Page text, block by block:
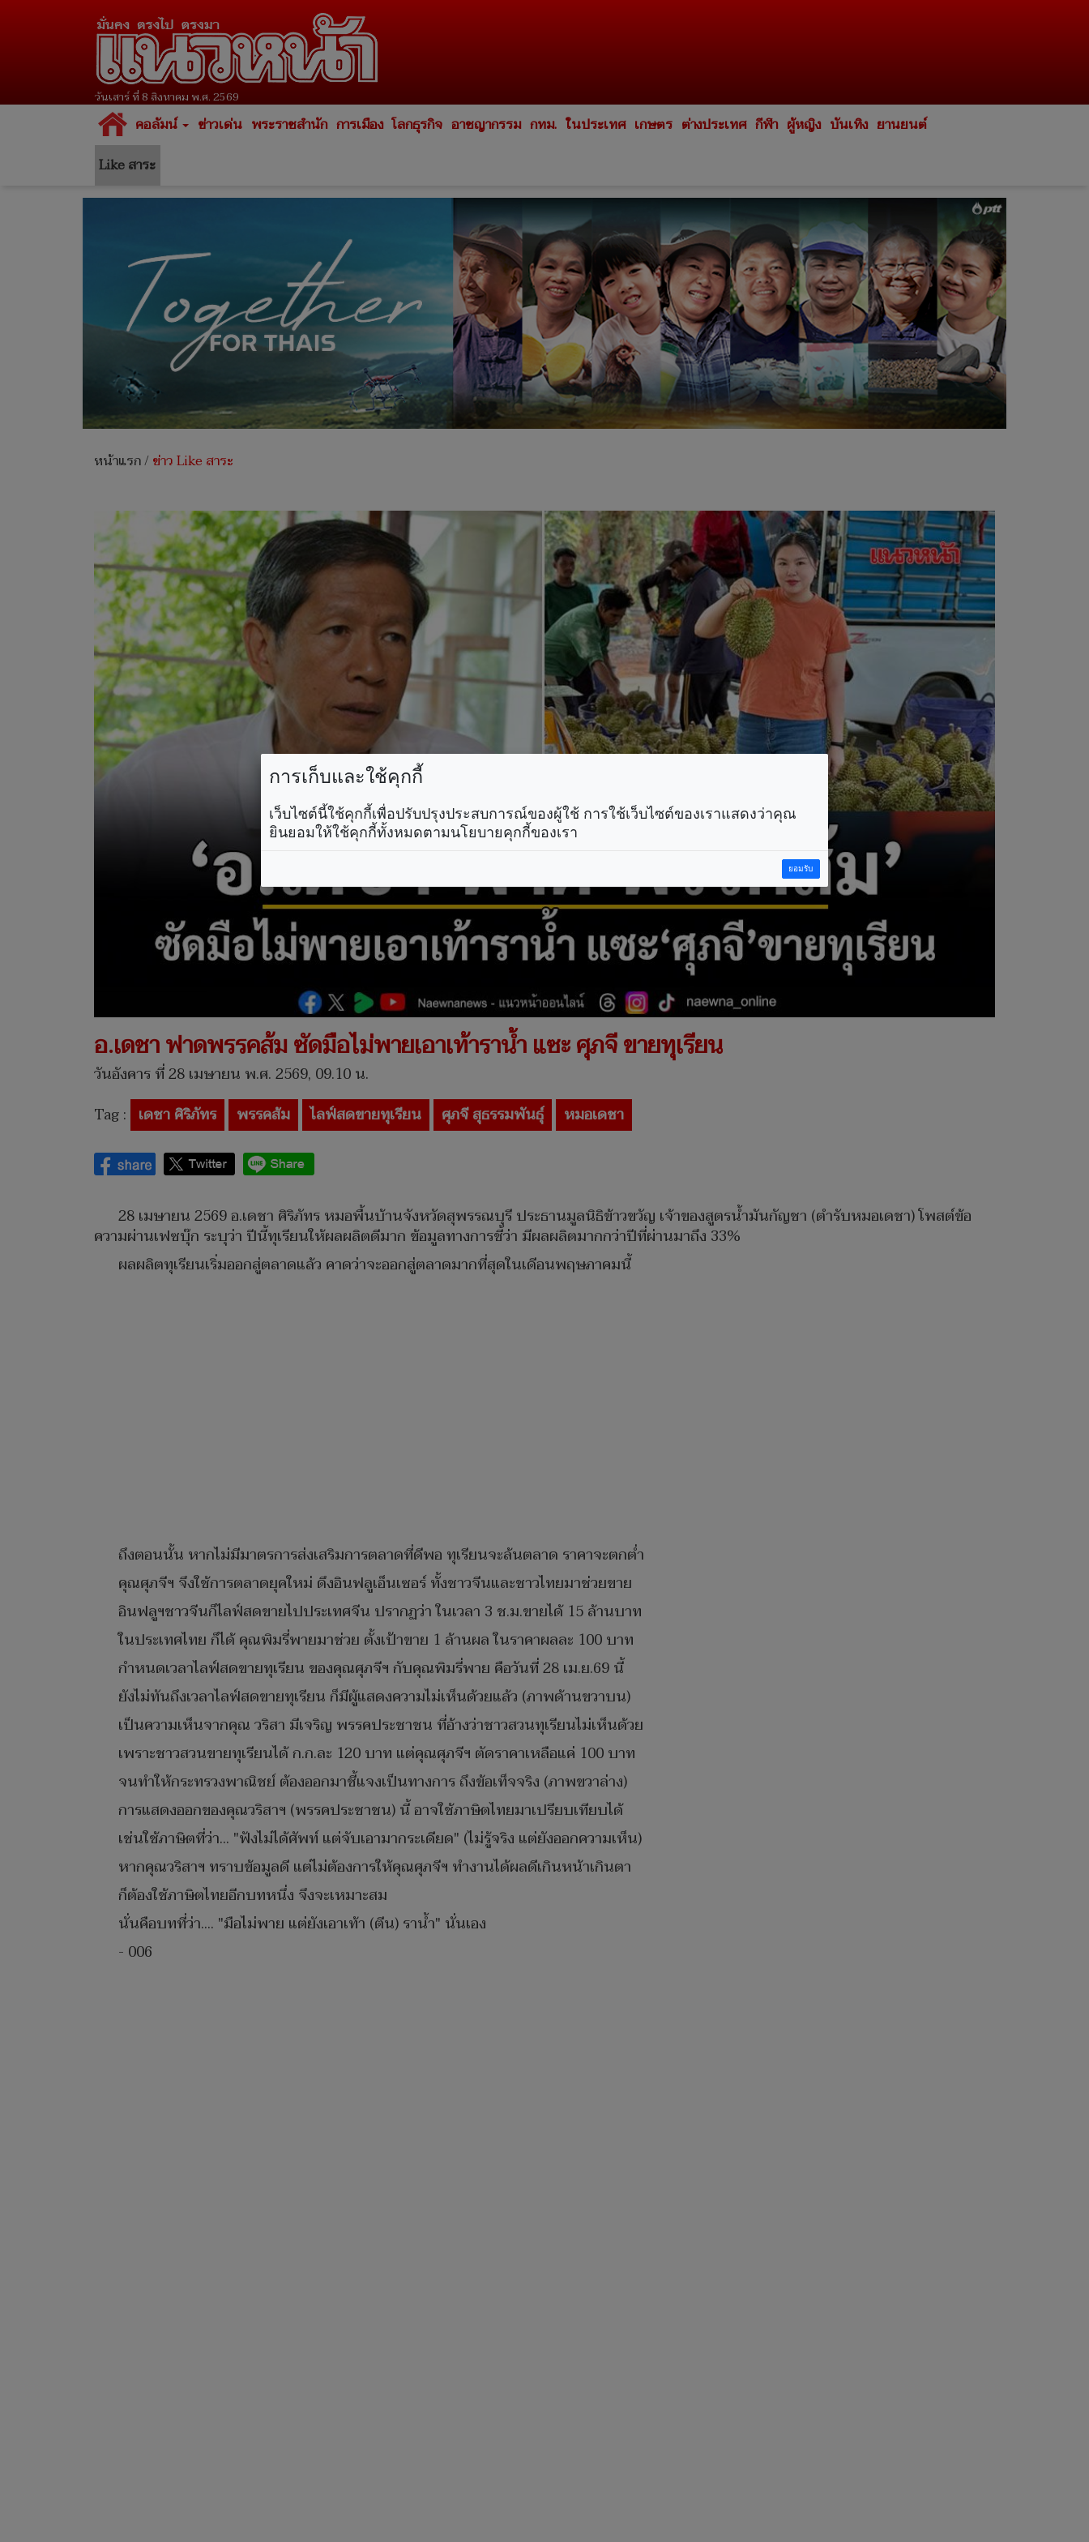
วันเสาร์ ที่ 8 สิงหาคม พ.ศ. 2569
คอลัมน์ ข่าวเด่น พระราชสำนัก การเมือง โลกธุรกิจ อาชญากรรม กทม. ในประเทศ เกษตร ต่างประเทศ กีฬา ผู้หญิง บันเทิง ยานยนต์
Like สาระ
หน้าแรก/ข่าว Like สาระ
อ.เดชา ฟาดพรรคส้ม ซัดมือไม่พายเอาเท้าราน้ำ แซะ ศุภจี ขายทุเรียน
วันอังคาร ที่ 28 เมษายน พ.ศ. 2569, 09.10 น.
Tag : เดชา ศิริภัทร พรรคส้ม ไลฟ์ส​ดขายทุเรียน ศุภจี สุธรรมพันธุ์ หมอเดชา
28 เมษายน 2569 อ.เดชา ศิริภัทร หมอพื้นบ้านจังหวัดสุพรรณบุรี ประธานมูลนิธิข้าวขวัญ เจ้าของสูตรน้ำมันกัญชา (ตำรับหมอเดชา) โพสต์ข้อ
ความผ่านเฟซบุ๊ก ระบุว่า ปีนี้ทุเรียนให้ผลผลิตดีมาก​ ข้อมูลทางการชี้ว่า​ มีผลผลิตมากกว่าปีที่ผ่านมาถึง​ 33%
ผลผลิตทุเรียนเริ่มออกสู่ตลาดแล้ว​ คาดว่าจะออกสู่ตลาดมากที่สุดในเดีอนพฤษภาคมนี้
ถึงตอนนั้น​ หากไม่มีมาตรการส่งเสริมการตลาดที่ดีพอ​ ทุเรียนจะล้นตลาด​ ราคาจะตกต่ำ
คุณ​ศุภจีฯ​ จึงใช้การตลาดยุค​ใหม่​ ดึงอินฟลูเอ็นเซอร์​ ทั้งชาวจีนและชาวไทยมาช่วยขาย
อินฟลูฯชาวจีนก็ไลฟ์ส​ดขายไปประเทศจีน​ ปรากฏ​ว่า​ ในเวลา​ 3​ ช.ม.ขายได้​ 15​ ล้านบาท
ในประเทศ​ไทย​ ก็ได้​ คุณ​พิมรี่พายมาช่วย​ ตั้งเป้าขาย​ 1​ ล้านผล​ ในราคาผลละ​ 100​ บาท
กำหนดเวลาไลฟ์ส​ด​ขายทุเรียน​ ของคุณศุภจีฯ​ กับคุณ​พิมรี่พาย​ คือวันที่​ 28​ เม.ย.69​ นี้
ยังไม่ทันถึงเวลาไลฟ์ส​ดขายทุเรียน​ ก็มีผู้แสดงความไม่เห็น​ด้วยแล้ว​ (ภาพด้านขวาบน)
เป็นความเห็นจากคุณ​ วริสา มีเจริญ​ พรรคประชาชน​ ที่อ้างว่าชาวสวนทุเรียนไม่เห็น​ด้วย
เพราะชาวสวนขายทุเรียนได้​ ก.ก.ละ​ 120 บาท แต่คุณ​ศุภจีฯ​ ตัดราคาเหลือแค่​ 100​ บาท
จนทำให้กระทรวงพาณิชย์​ ต้องออกมาชี้แจงเป็นทางการ​ ถึงข้อเท็จจริง​ (ภาพขวาล่าง)
การแสดงออกของคุณ​วริสาฯ​ (พรรคประชาชน)​ นี้​ อาจใช้ภาษิตไทยมาเปรียบเทียบได้
เช่นใช้ภาษิตที่ว่า... "ฟังไม่ได้ศัพท์​ แต่จับเอามากระเดียด" (ไม่รู้จริง​ แต่ยังออกความเห็น)
หากคุณ​วริสาฯ​ ทราบข้อมูลดี แต่ไม่ต้องการให้คุณศุภจีฯ​ ทำงานได้ผลดีเกินหน้าเกิน​ตา​
ก็ต้องใช้ภาษิตไทยอีกบทหนึ่ง​ จึงจะเหมาะสม
นั่นคือบทที่ว่า.... "มือไม่พาย​ แต่ยังเอาเท้า​ (ตีน)​ ราน้ำ" นั่นเอง
- 006
การเก็บและใช้คุกกี้
เว็บไซต์นี้ใช้คุกกี้เพื่อปรับปรุงประสบการณ์ของผู้ใช้ การใช้เว็บไซต์ของเราแสดงว่าคุณ
ยินยอมให้ใช้คุกกี้ทั้งหมดตามนโยบายคุกกี้ของเรา
ยอมรับ